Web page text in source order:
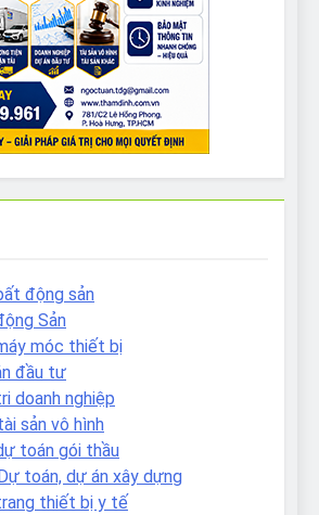
động sản
Sản
móc thiết bị
đầu tư
doanh nghiệp
sản vô hình
toán gói thầu
toán, dự án xây dựng
thiết bị y tế